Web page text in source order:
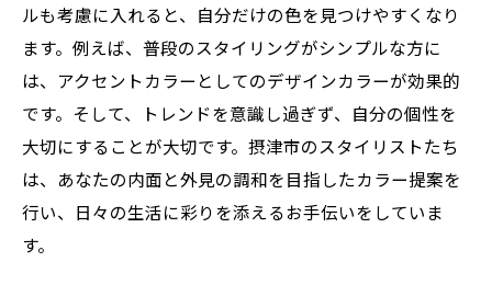
ルも考慮に入れると、自分だけの色を見つけやすくなり
ます。例えば、普段のスタイリングがシンプルな方に
は、アクセントカラーとしてのデザインカラーが効果的
です。そして、トレンドを意識し過ぎず、自分の個性を
大切にすることが大切です。摂津市のスタイリストたち
は、あなたの内面と外見の調和を目指したカラー提案を
行い、日々の生活に彩りを添えるお手伝いをしていま
す。